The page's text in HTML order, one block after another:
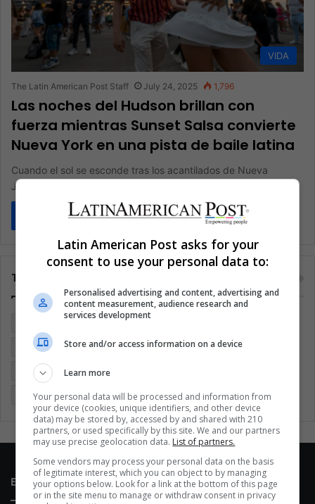
VIDA
The Latin American Post Staff July 24, 2025 1,796
Las noches del Hudson brillan con
fuerza mientras Sunset Salsa convierte
Nueva York en una pista de baile latina
Cuando el sol se esconde tras los acantilados de Nueva
Jersey, el Muelle 76 estalla en ritmo. Oficinistas, ancianos y…
Read More »
Tags
Cine
Coronavirus Covid 19 Cuarentena Deportes
Economía Entretenimiento
Memes (ES) Mundo México Música Politica
Enlaces de interés
Latin American Post asks for your
consent to use your personal data to:
Personalised advertising and content, advertising and
content measurement, audience research and
services development
Store and/or access information on a device
Learn more
Your personal data will be processed and information from
your device (cookies, unique identifiers, and other device
data) may be stored by, accessed by and shared with 210
partners, or used specifically by this site. We and our partners
may use precise geolocation data. List of partners.
Some vendors may process your personal data on the basis
of legitimate interest, which you can object to by managing
your options below. Look for a link at the bottom of this page
or in the site menu to manage or withdraw consent in privacy